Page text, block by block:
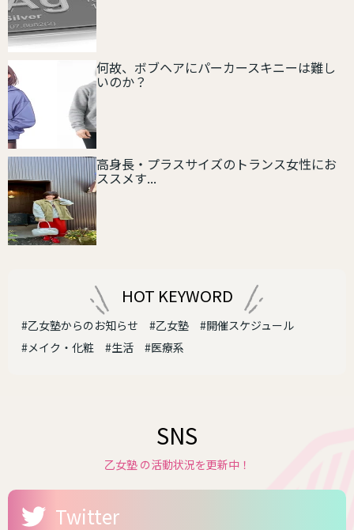
何故、ボブヘアにパーカースキニーは難し
いのか？
高身長・プラスサイズのトランス女性にお
ススメす...
HOT KEYWORD
#乙女塾からのお知らせ #乙女塾
#開催スケジュール
#メイク・化粧
#生活 #医療系
SNS
乙女塾 の活動状況を更新中！
Twitter